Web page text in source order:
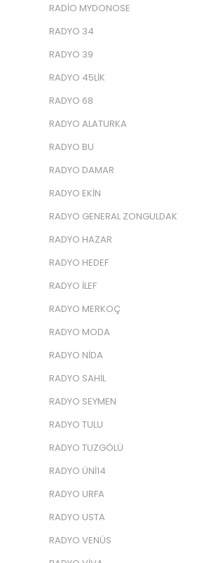
RADIO MYDONOSE
RADYO 34
RADYO 39
RADYO 45LIK
RADYO 68
RADYO ALATURKA
RADYO BU
RADYO DAMAR
RADYO EKIN
RADYO GENERAL ZONGULDAK
RADYO HAZAR
RADYO HEDEF
RADYO İLEF
RADYO MERKOÇ
RADYO MODA
RADYO NIDA
RADYO SAHIL
RADYO SEYMEN
RADYO TULU
RADYO TUZGÖLÜ
RADYO ÜNI14
RADYO URFA
RADYO USTA
RADYO VENÜS